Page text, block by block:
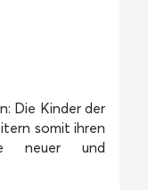
Die Kinder der
somit ihren
neuer und